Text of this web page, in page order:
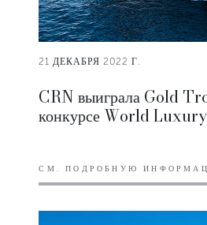
21 ДЕКАБРЯ 2022 Г.
CRN выиграла Gold
конкурсе World
СМ. ПОДРОБНУЮ